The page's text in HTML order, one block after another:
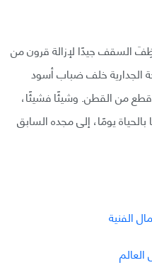
السقف جيدًا لإزالة قرون من
الجدارية خلف ضباب أسود
من القطن. وشيئًا فشيئًا،
يومًا، إلى مجده السابق
الفنية